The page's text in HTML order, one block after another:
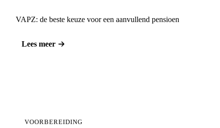
VAPZ: de beste keuze voor een aanvullend pensioen
Lees meer
VOORBEREIDING